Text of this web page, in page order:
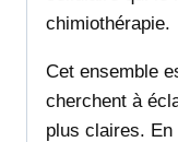
chimiothérapie.
Cet ensemble
cherchent à
plus claires. En